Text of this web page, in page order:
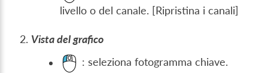
livello o del canale. [Ripristina i canali]
Vista del grafico
: seleziona fotogramma chiave.